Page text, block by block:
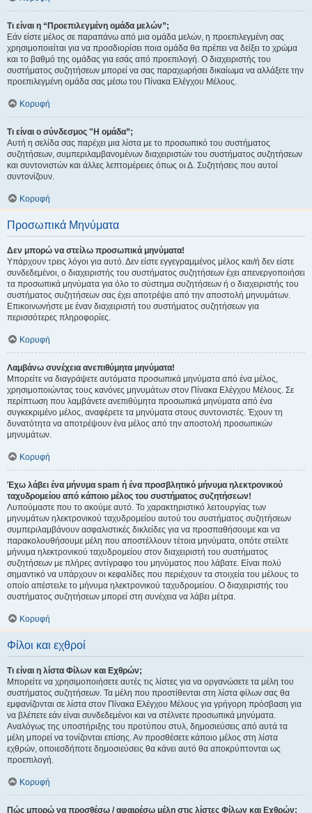
Τι είναι η “Προεπιλεγμένη ομάδα μελών”;
Εάν είστε μέλος σε παραπάνω από μια ομάδα μελών, η προεπιλεγμένη σας
χρησιμοποιείται για να προσδιορίσει ποια ομάδα θα πρέπει να δείξει το χρώμα
και το βαθμό της ομάδας για εσάς από προεπιλογή. Ο διαχειριστής του
συστήματος συζητήσεων μπορεί να σας παραχωρήσει δικαίωμα να αλλάξετε την
προεπιλεγμένη ομάδα σας μέσω του Πίνακα Ελέγχου Μέλους.
Κορυφή
Τι είναι ο σύνδεσμος "Η ομάδα”;
Αυτή η σελίδα σας παρέχει μια λίστα με το προσωπικό του συστήματος
συζητήσεων, συμπεριλαμβανομένων διαχειριστών του συστήματος συζητήσεων
και συντονιστών και άλλες λεπτομέρειες όπως οι Δ. Συζητήσεις που αυτοί
συντονίζουν.
Κορυφή
Προσωπικά Μηνύματα
Δεν μπορώ να στείλω προσωπικά μηνύματα!
Υπάρχουν τρεις λόγοι για αυτό. Δεν είστε εγγεγραμμένος μέλος και/ή δεν είστε
συνδεδεμένοι, ο διαχειριστής του συστήματος συζητήσεων έχει απενεργοποιήσει
τα προσωπικά μηνύματα για όλο το σύστημα συζητήσεων ή ο διαχειριστής του
συστήματος συζητήσεων σας έχει αποτρέψει από την αποστολή μηνυμάτων.
Επικοινωνήστε με έναν διαχειριστή του συστήματος συζητήσεων για
περισσότερες πληροφορίες.
Κορυφή
Λαμβάνω συνέχεια ανεπιθύμητα μηνύματα!
Μπορείτε να διαγράψετε αυτόματα προσωπικά μηνύματα από ένα μέλος,
χρησιμοποιώντας τους κανόνες μηνυμάτων στον Πίνακα Ελέγχου Μέλους. Σε
περίπτωση που λαμβάνετε ανεπιθύμητα προσωπικά μηνύματα από ένα
συγκεκριμένο μέλος, αναφέρετε τα μηνύματα στους συντονιστές. Έχουν τη
δυνατότητα να αποτρέψουν ένα μέλος από την αποστολή προσωπικών
μηνυμάτων.
Κορυφή
Έχω λάβει ένα μήνυμα spam ή ένα προσβλητικό μήνυμα ηλεκτρονικού
ταχυδρομείου από κάποιο μέλος του συστήματος συζητήσεων!
Λυπούμαστε που το ακούμε αυτό. Το χαρακτηριστικό λειτουργίας των
μηνυμάτων ηλεκτρονικού ταχυδρομείου αυτού του συστήματος συζητήσεων
συμπεριλαμβάνουν ασφαλιστικές δικλείδες για να προσπαθήσουμε και να
παρακολουθήσουμε μέλη που αποστέλλουν τέτοια μηνύματα, οπότε στείλτε
μήνυμα ηλεκτρονικού ταχυδρομείου στον διαχειριστή του συστήματος
συζητήσεων με πλήρες αντίγραφο του μηνύματος που λάβατε. Είναι πολύ
σημαντικό να υπάρχουν οι κεφαλίδες που περιέχουν τα στοιχεία του μέλους το
οποίο απέστειλε το μήνυμα ηλεκτρονικού ταχυδρομείου. Ο διαχειριστής του
συστήματος συζητήσεων μπορεί στη συνέχεια να λάβει μέτρα.
Κορυφή
Φίλοι και εχθροί
Τι είναι η λίστα Φίλων και Εχθρών;
Μπορείτε να χρησιμοποιήσετε αυτές τις λίστες για να οργανώσετε τα μέλη του
συστήματος συζητήσεων. Τα μέλη που προστίθενται στη λίστα φίλων σας θα
εμφανίζονται σε λίστα στον Πίνακα Ελέγχου Μέλους για γρήγορη πρόσβαση για
να βλέπετε εάν είναι συνδεδεμένοι και να στέλνετε προσωπικά μηνύματα.
Αναλόγως της υποστήριξης του προτύπου στυλ, δημοσιεύσεις από αυτά τα
μέλη μπορεί να τονίζονται επίσης. Αν προσθέσετε κάποιο μέλος στη λίστα
εχθρών, οποιεσδήποτε δημοσιεύσεις θα κάνει αυτό θα αποκρύπτονται ως
προεπιλογή.
Κορυφή
Πώς μπορώ να προσθέσω / αφαιρέσω μέλη στις λίστες Φίλων και Εχθρών;